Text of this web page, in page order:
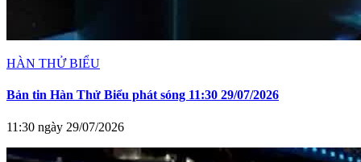
HÀN THỬ BIỂU
Bản tin Hàn Thử Biểu phát sóng 11:30 29/07/2026
11:30 ngày 29/07/2026